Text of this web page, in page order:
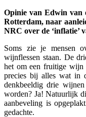
Opinie van Edwin van
Rotterdam, naar
NRC over de ‘inflatie’
Soms zie je mensen
wijnflessen staan. De
het om een fruitige wijn
precies bij alles wat in
denkbeeldig drie
worden? Ja! Natuurlijk
aanbeveling is
gedachte.